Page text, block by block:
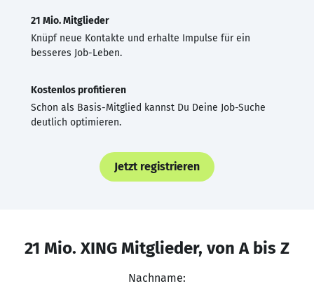
21 Mio. Mitglieder
Knüpf neue Kontakte und erhalte Impulse für ein
besseres Job-Leben.
Kostenlos profitieren
Schon als Basis-Mitglied kannst Du Deine Job-Suche
deutlich optimieren.
Jetzt registrieren
21 Mio. XING Mitglieder, von A bis Z
Nachname: